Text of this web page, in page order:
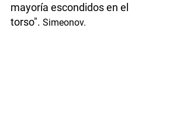
mayoría escondidos en el
torso". Simeonov.